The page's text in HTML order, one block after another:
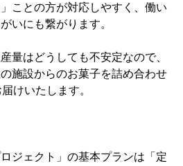
ことの方が対応しやすく、働い
いにも繋がります。
量はどうしても不安定なので、
施設からのお菓子を詰め合わせ
けいたします。
ジェクト」の基本プランは「定